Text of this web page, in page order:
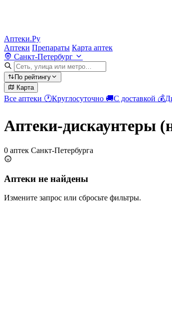
Аптеки.Ру
Аптеки Препараты Карта аптек
Санкт-Петербург
По рейтингу
Карта
Все аптеки 🕐Круглосуточно 🚚С доставкой 💰
Аптеки-дискаунтеры
0 аптек Санкт-Петербурга
Аптеки не найдены
Измените запрос или сбросьте фильтры.